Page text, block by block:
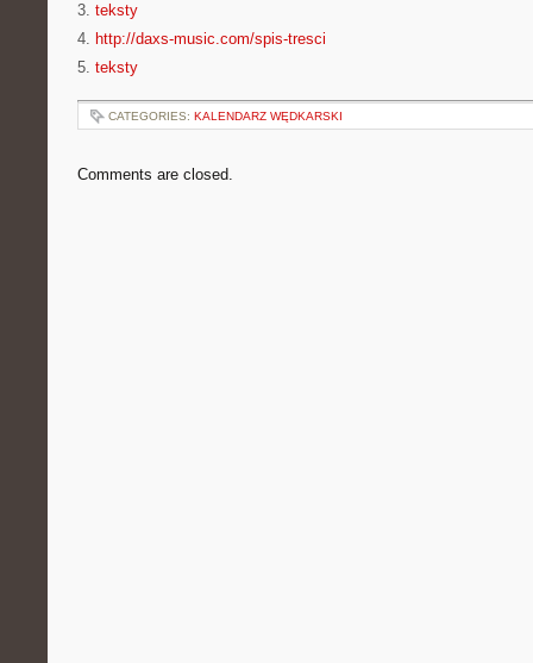
3. teksty
4. http://daxs-music.com/spis-tresci
5. teksty
CATEGORIES: KALENDARZ WĘDKARSKI
Comments are closed.